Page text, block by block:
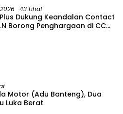
43 Lihat
Plus Dukung Keandalan Contact
Borong Penghargaan di CCW
Motor (Adu Banteng), Dua
Luka Berat